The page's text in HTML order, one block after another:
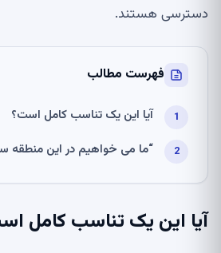
دسترسی هستند.
فهرست مطالب
آیا این یک تناسب کامل است؟
“ما می خواهیم در این منطقه
آیا این یک تناسب کامل